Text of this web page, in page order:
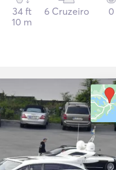
34 ft
10 m
6 Cruzeiro 0